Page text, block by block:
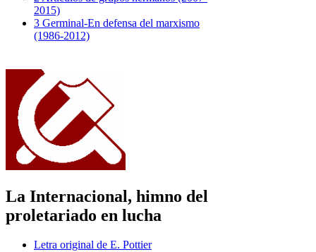
2015)
3 Germinal-En defensa del marxismo
(1986-2012)
La Internacional, himno del
proletariado en lucha
Letra original de E. Pottier